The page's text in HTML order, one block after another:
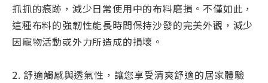
抓抓的痕跡，減少日常使用中的布料磨損。不僅如此，
這種布料的強韌性能長時間保持沙發的完美外觀，減少
因寵物活動或外力所造成的損壞。
2. 舒適觸感與透氣性，讓您享受清爽舒適的居家體驗